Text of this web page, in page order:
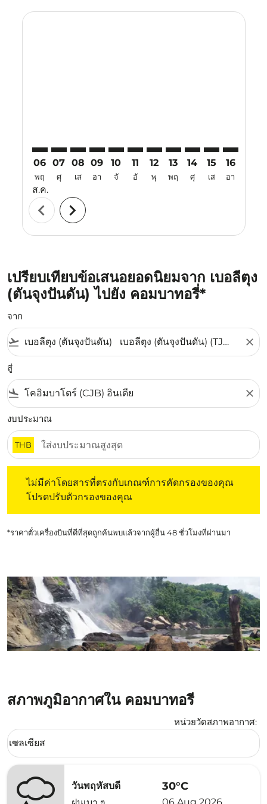
06
พฤ
ส.ค.
07
ศุ
08
เส
09
อา
10
จั
11
อั
12
พุ
13
พฤ
14
ศุ
15
เส
16
อา
chevron_left chevron_right
เปรียบเทียบข้อเสนอยอดนิยมจาก เบอลีตุง
(ตันจุงปันดัน) ไปยัง คอมบาทอรี่*
จาก
flight_takeoff close
สู่
flight_land close
งบประมาณ
THB
ไม่มีค่าโดยสารที่ตรงกับเกณฑ์การคัดกรองของคุณ
โปรดปรับตัวกรองของคุณ
*ราคาตั๋วเครื่องบินที่ดีที่สุดถูกค้นพบแล้วจากผู้อื่น 48 ชั่วโมงที่ผ่านมา
สภาพภูมิอากาศใน คอมบาทอรี่
หน่วยวัดสภาพอากาศ:
Weather unit option เซลเซียส Selected
เซลเซียส
keyboard_arrow_down
วันพฤหัสบดี
30°C
06 Aug 2026